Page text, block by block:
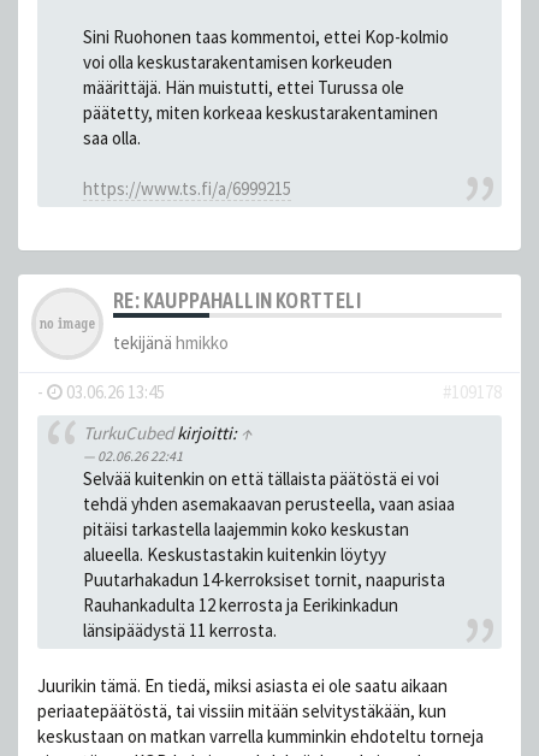
Sini Ruohonen taas kommentoi, ettei Kop-kolmio
voi olla keskustarakentamisen korkeuden
määrittäjä. Hän muistutti, ettei Turussa ole
päätetty, miten korkeaa keskustarakentaminen
saa olla.
https://www.ts.fi/a/6999215
RE: KAUPPAHALLIN KORTTELI
tekijänä hmikko
- 03.06.26 13:45
#109178
TurkuCubedkirjoitti: ↑
02.06.26 22:41
Selvää kuitenkin on että tällaista päätöstä ei voi
tehdä yhden asemakaavan perusteella, vaan asiaa
pitäisi tarkastella laajemmin koko keskustan
alueella. Keskustastakin kuitenkin löytyy
Puutarhakadun 14-kerroksiset tornit, naapurista
Rauhankadulta 12 kerrosta ja Eerikinkadun
länsipäädystä 11 kerrosta.
Juurikin tämä. En tiedä, miksi asiasta ei ole saatu aikaan
periaatepäätöstä, tai vissiin mitään selvitystäkään, kun
keskustaan on matkan varrella kumminkin ehdoteltu torneja